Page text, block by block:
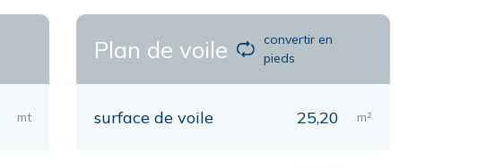
mt
Plan de voile
convertir en
pieds
surface de voile 25,20 m²